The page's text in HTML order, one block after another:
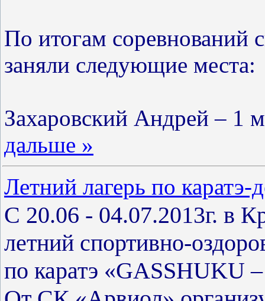
По итогам
заняли следующие места:
Захаровский Андрей – 1
дальше »
Летний лагерь по каратэ-
C 20.06 - 04.07.2013г. в
летний спортивно-
по каратэ «GASSHUKU